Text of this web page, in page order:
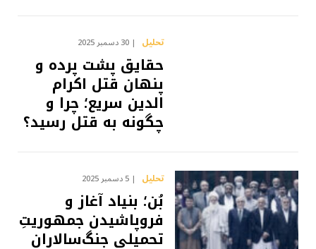
تحلیل 30 دسمبر 2025
حقایق پشت پرده و
پنهان قتل اکرام
الدین سریع؛ چرا و
چگونه به قتل رسید؟
تحلیل 5 دسمبر 2025
بُن؛ بنیاد آغاز و
فروپاشیدن جمهوریتِ
تحمیلی جنگ‌سالاران